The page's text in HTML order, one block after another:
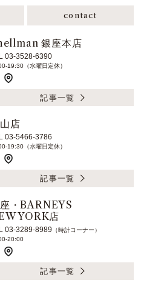
contact
銀座本店
03-3528-6390
19:30（水曜日定休）
記事一覧
店
03-5466-3786
19:30（水曜日定休）
記事一覧
・BARNEYS
YORK店
03-3289-8989 （時計コーナー）
20:00
記事一覧